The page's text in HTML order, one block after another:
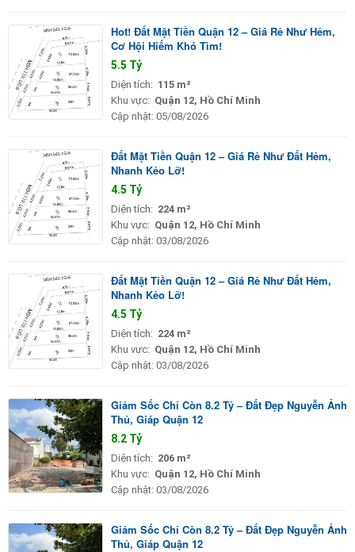
Hot! Đất Mặt Tiền Quận 12 – Giá Rẻ Như Hẻm,
Cơ Hội Hiếm Khó Tìm!
5.5 Tỷ
Diện tích: 115 m²
Khu vực: Quận 12, Hồ Chí Minh
Cập nhật: 05/08/2026
Đất Mặt Tiền Quận 12 – Giá Rẻ Như Đất Hẻm,
Nhanh Kẻo Lỡ!
4.5 Tỷ
Diện tích: 224 m²
Khu vực: Quận 12, Hồ Chí Minh
Cập nhật: 03/08/2026
Đất Mặt Tiền Quận 12 – Giá Rẻ Như Đất Hẻm,
Nhanh Kẻo Lỡ!
4.5 Tỷ
Diện tích: 224 m²
Khu vực: Quận 12, Hồ Chí Minh
Cập nhật: 03/08/2026
Giảm Sốc Chỉ Còn 8.2 Tỷ – Đất Đẹp Nguyễn Ảnh
Thủ, Giáp Quận 12
8.2 Tỷ
Diện tích: 206 m²
Khu vực: Quận 12, Hồ Chí Minh
Cập nhật: 03/08/2026
Giảm Sốc Chỉ Còn 8.2 Tỷ – Đất Đẹp Nguyễn Ảnh
Thủ, Giáp Quận 12